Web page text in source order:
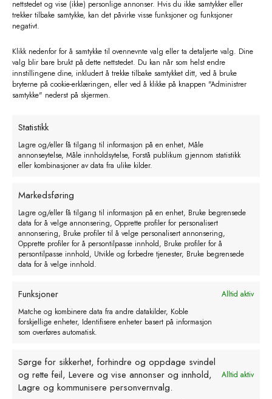
nettstedet og vise (ikke) personlige annonser. Hvis du ikke samtykker eller
trekker tilbake samtykke, kan det påvirke visse funksjoner og funksjoner
negativt.
Klikk nedenfor for å samtykke til ovennevnte valg eller ta detaljerte valg. Dine
valg blir bare brukt på dette nettstedet. Du kan når som helst endre
innstillingene dine, inkludert å trekke tilbake samtykket ditt, ved å bruke
bryterne på cookie-erklæringen, eller ved å klikke på knappen "Administrer
samtykke" nederst på skjermen.
Statistikk
Lagre og/eller få tilgang til informasjon på en enhet, Måle
annonseytelse, Måle innholdsytelse, Forstå publikum gjennom statistikk
eller kombinasjoner av data fra ulike kilder.
Markedsføring
Lagre og/eller få tilgang til informasjon på en enhet, Bruke begrensede
data for å velge annonsering, Opprette profiler for personalisert
annonsering, Bruke profiler til å velge personalisert annonsering,
Opprette profiler for å persontilpasse innhold, Bruke profiler for å
persontilpasse innhold, Utvikle og forbedre tjenester, Bruke begrensede
data for å velge innhold.
Funksjoner
Alltid aktiv
Matche og kombinere data fra andre datakilder, Koble
forskjellige enheter, Identifisere enheter basert på informasjon
som overføres automatisk.
Sørge for sikkerhet, forhindre og oppdage svindel
og rette feil, Levere og vise annonser og innhold,
Lagre og kommunisere personvernvalg.
Alltid aktiv
Ketovit 1ltr
kr195,00 eks. MVA